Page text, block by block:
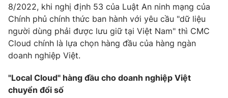
Thị trường
Tư vấn
Lịch phát sóng
Chuyên mục khác
Emagazine
Photo
8/2022, khi nghị định 53 của Luật An ninh mạng của
Chính phủ chính thức ban hành với yêu cầu "dữ liệu
người dùng phải được lưu giữ tại Việt Nam" thì CMC
Cloud chính là lựa chọn hàng đầu của hàng ngàn
doanh nghiệp Việt.
"Local Cloud" hàng đầu cho doanh nghiệp Việt
chuyển đổi số